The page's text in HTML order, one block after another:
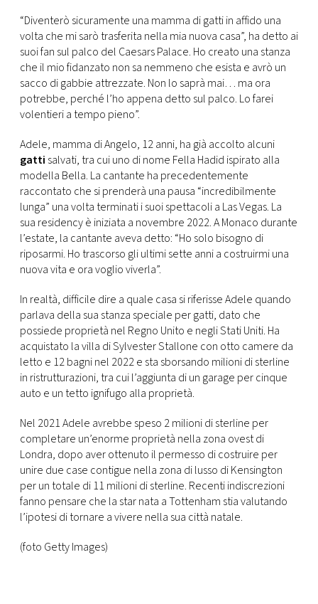
“Diventerò sicuramente una mamma di gatti in affido una
volta che mi sarò trasferita nella mia nuova casa”, ha detto ai
suoi fan sul palco del Caesars Palace. Ho creato una stanza
che il mio fidanzato non sa nemmeno che esista e avrò un
sacco di gabbie attrezzate. Non lo saprà mai… ma ora
potrebbe, perché l’ho appena detto sul palco. Lo farei
volentieri a tempo pieno”.
Adele, mamma di Angelo, 12 anni, ha già accolto alcuni
gatti salvati, tra cui uno di nome Fella Hadid ispirato alla
modella Bella. La cantante ha precedentemente
raccontato che si prenderà una pausa “incredibilmente
lunga” una volta terminati i suoi spettacoli a Las Vegas. La
sua residency è iniziata a novembre 2022. A Monaco durante
l’estate, la cantante aveva detto: “Ho solo bisogno di
riposarmi. Ho trascorso gli ultimi sette anni a costruirmi una
nuova vita e ora voglio viverla”.
In realtà, difficile dire a quale casa si riferisse Adele quando
parlava della sua stanza speciale per gatti, dato che
possiede proprietà nel Regno Unito e negli Stati Uniti. Ha
acquistato la villa di Sylvester Stallone con otto camere da
letto e 12 bagni nel 2022 e sta sborsando milioni di sterline
in ristrutturazioni, tra cui l’aggiunta di un garage per cinque
auto e un tetto ignifugo alla proprietà.
Nel 2021 Adele avrebbe speso 2 milioni di sterline per
completare un’enorme proprietà nella zona ovest di
Londra, dopo aver ottenuto il permesso di costruire per
unire due case contigue nella zona di lusso di Kensington
per un totale di 11 milioni di sterline. Recenti indiscrezioni
fanno pensare che la star nata a Tottenham stia valutando
l’ipotesi di tornare a vivere nella sua città natale.
(foto Getty Images)